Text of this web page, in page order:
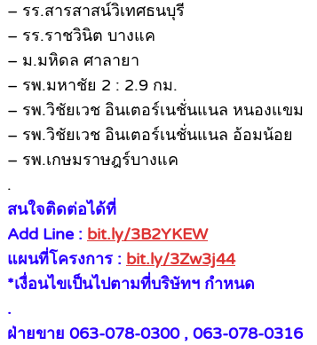
– รร.สารสาสน์วิเทศธนบุรี
– รร.ราชวินิต บางแค
– ม.มหิดล ศาลายา
– รพ.มหาชัย 2 : 2.9 กม.
– รพ.วิชัยเวช อินเตอร์เนชั่นแนล หนองแขม
– รพ.วิชัยเวช อินเตอร์เนชั่นแนล อ้อมน้อย
– รพ.เกษมราษฎร์บางแค
.
สนใจติดต่อได้ที่
Add Line : bit.ly/3B2YKEW
แผนที่โครงการ : bit.ly/3Zw3j44
*เงื่อนไขเป็นไปตามที่บริษัทฯ กำหนด
.
ฝ่ายขาย 063-078-0300 , 063-078-0316